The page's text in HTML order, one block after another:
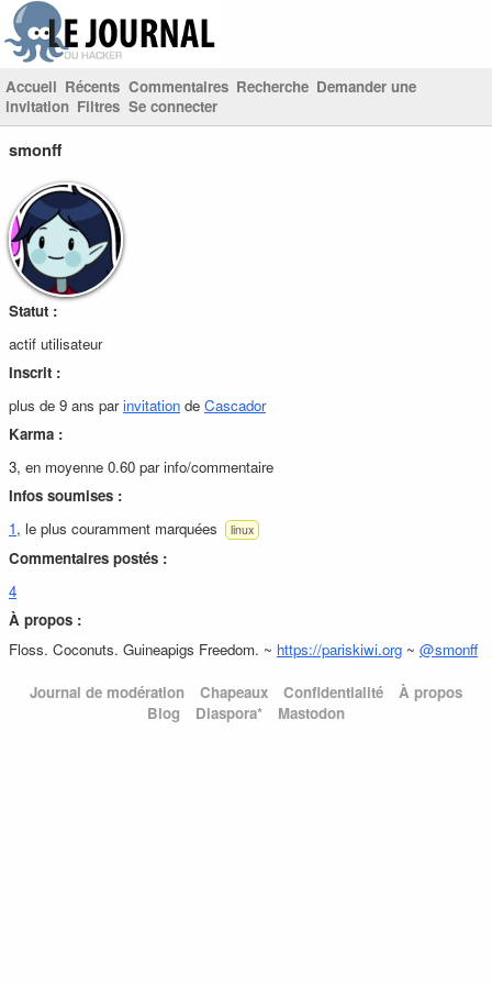
Accueil Récents Commentaires Recherche Demander une
invitation Filtres Se connecter
smonff
Statut :
actif utilisateur
Inscrit :
plus de 9 ans parinvitation de Cascador
Karma :
3, en moyenne 0.60 par info/commentaire
Infos soumises :
1, le plus couramment marquées linux
Commentaires postés :
4
À propos :
Floss. Coconuts. Guineapigs Freedom. ~ https://pariskiwi.org ~ @smonff
Journal de modération Chapeaux Confidentialité
À propos
Blog
Diaspora* Mastodon